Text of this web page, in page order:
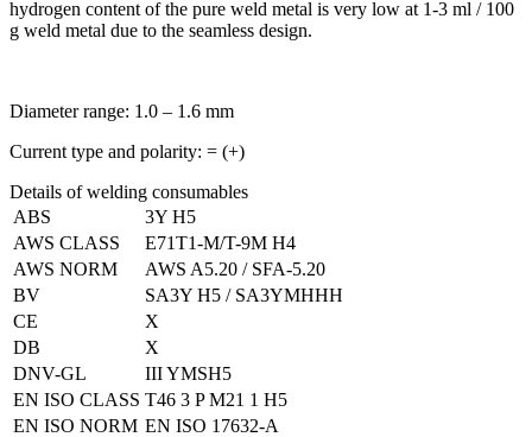
hydrogen content of the pure weld metal is very low at 1-3 ml / 100
g weld metal due to the seamless design.
Diameter range: 1.0 – 1.6 mm
Current type and polarity: = (+)
Details of welding consumables
ABS
3Y H5
AWS CLASS
E71T1-M/T-9M H4
AWS NORM
AWS A5.20 / SFA-5.20
BV
SA3Y H5 / SA3YMHHH
CE
X
DB
X
DNV-GL
III YMSH5
EN ISO CLASS T46 3 P M21 1 H5
EN ISO NORM EN ISO 17632-A